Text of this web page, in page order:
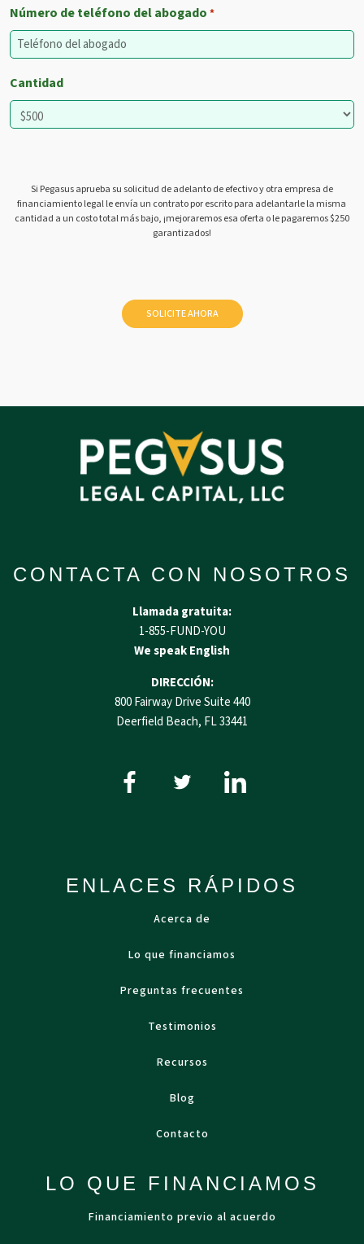
Número de teléfono del abogado *
Cantidad
Si Pegasus aprueba su solicitud de adelanto de efectivo y otra empresa de
financiamiento legal le envía un contrato por escrito para adelantarle la misma
cantidad a un costo total más bajo, ¡mejoraremos esa oferta o le pagaremos $250
garantizados!
CONTACTA CON NOSOTROS
Llamada gratuita:
1-855-FUND-YOU
We speak English
DIRECCIÓN:
800 Fairway Drive Suite 440
Deerfield Beach, FL 33441
ENLACES RÁPIDOS
Acerca de
Lo que financiamos
Preguntas frecuentes
Testimonios
Recursos
Blog
Contacto
LO QUE FINANCIAMOS
Financiamiento previo al acuerdo